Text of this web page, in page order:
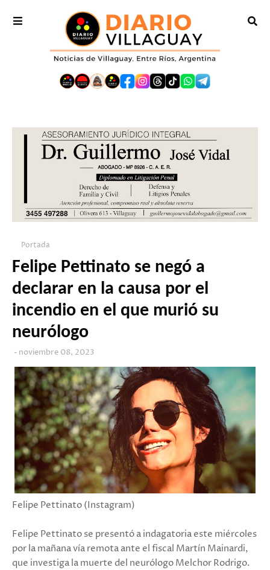
Portada
Felipe Pettinato se negó a
declarar en la causa por el
incendio en el que murió su
neurólogo
noviembre 08, 2023
Felipe Pettinato (Instagram)
Felipe Pettinato se presentó a indagatoria este miércoles
por la mañana vía remota ante el fiscal Martín Mainardi,
que investiga la muerte del neurólogo Melchor Rodrigo.